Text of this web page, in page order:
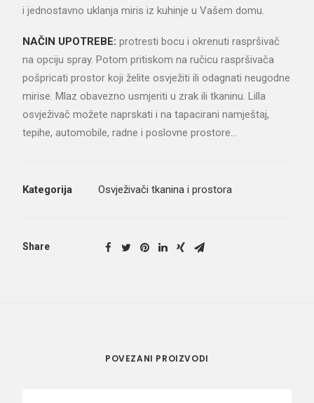
i jednostavno uklanja miris iz kuhinje u Vašem domu.
NAČIN UPOTREBE: protresti bocu i okrenuti raspršivač
na opciju spray. Potom pritiskom na ručicu raspršivača
pošpricati prostor koji želite osvježiti ili odagnati neugodne
mirise. Mlaz obavezno usmjeriti u zrak ili tkaninu. Lilla
osvježivač možete naprskati i na tapacirani namještaj,
tepihe, automobile, radne i poslovne prostore…
Kategorija Osvježivači tkanina i prostora
Share
POVEZANI PROIZVODI